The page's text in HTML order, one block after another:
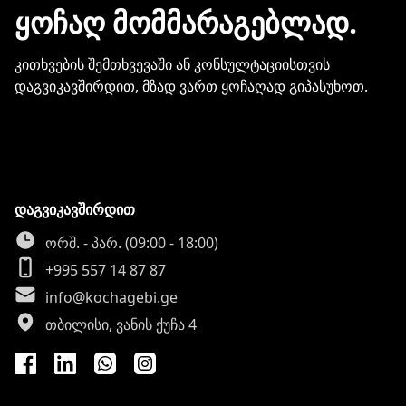
ᲧᲝᲩᲐᲦ ᲛᲝᲛᲛᲐᲠᲐᲒᲔᲑᲚᲐᲓ.
კითხვების შემთხვევაში ან კონსულტაციისთვის
დაგვიკავშირდით, მზად ვართ ყოჩაღად გიპასუხოთ.
დაგვიკავშირდით
ორშ. - პარ. (09:00 - 18:00)
+995 557 14 87 87
info@kochagebi.ge
თბილისი, ვანის ქუჩა 4